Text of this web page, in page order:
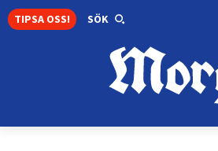
TIPSA OSS! SÖK